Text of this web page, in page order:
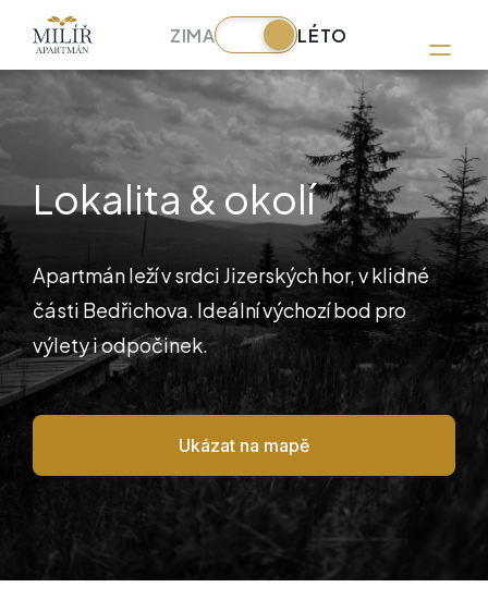
content
ZIMA LÉTO
Lokalita & okolí
Apartmán leží v srdci Jizerských hor, v klidné
části Bedřichova. Ideální výchozí bod pro
výlety i odpočinek.
Ukázat na mapě